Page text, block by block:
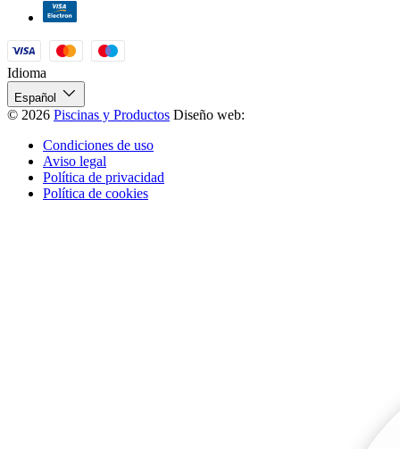
Idioma
Español
© 2026 Piscinas y Productos Diseño web:
Condiciones de uso
Aviso legal
Política de privacidad
Política de cookies